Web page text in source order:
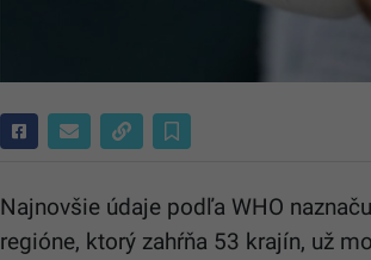
Najnovšie údaje podľa WHO
regióne, ktorý zahŕňa 53 krajín, už